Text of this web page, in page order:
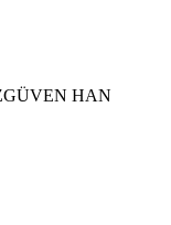
HAN